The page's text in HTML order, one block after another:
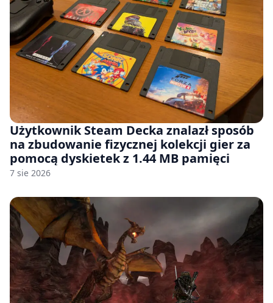
Użytkownik Steam Decka znalazł sposób
na zbudowanie fizycznej kolekcji gier za
pomocą dyskietek z 1.44 MB pamięci
7 sie 2026